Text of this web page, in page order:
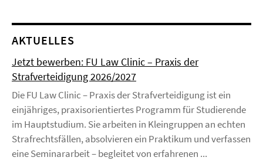
AKTUELLES
Jetzt bewerben: FU Law Clinic – Praxis der
Strafverteidigung 2026/2027
Die FU Law Clinic – Praxis der Strafverteidigung ist ein
einjähriges, praxisorientiertes Programm für Studierende
im Hauptstudium. Sie arbeiten in Kleingruppen an echten
Strafrechtsfällen, absolvieren ein Praktikum und verfassen
eine Seminararbeit – begleitet von erfahrenen ...